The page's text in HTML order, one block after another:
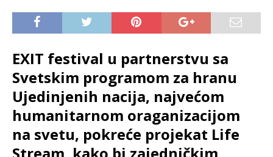
EXIT festival u partnerstvu sa
Svetskim programom za hranu
Ujedinjenih nacija, najvećom
humanitarnom oraganizacijom
na svetu, pokreće projekat Life